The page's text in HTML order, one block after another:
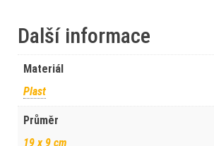
Další informace
Materiál
Plast
Průměr
19 x 9 cm